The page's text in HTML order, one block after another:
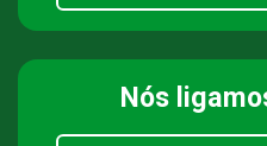
Nós